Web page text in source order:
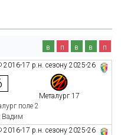
в п в в п
2016-17 р.н. сезону 2025-26
Металург 17
поле 2
Вадим
2016-17 р.н. сезону 2025-26